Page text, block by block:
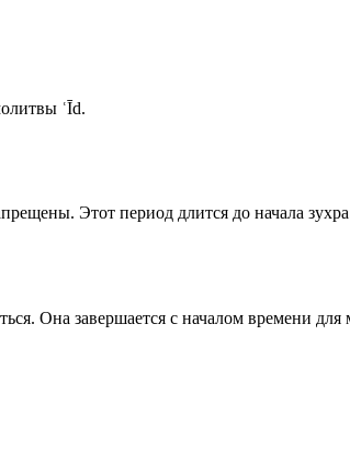
ʿĪd.
Этот период длится до начала
Она завершается с началом времени